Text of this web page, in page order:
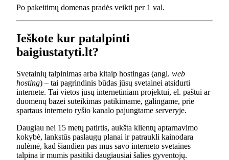
Po pakeitimų domenas pradės veikti per 1 val.
Ieškote kur patalpinti
baigiustatyti.lt?
Svetainių talpinimas arba kitaip hostingas (angl. web
hosting) – tai pagrindinis būdas jūsų svetainei atsidurti
internete. Tai vietos jūsų internetiniam projektui, el. paštui ar
duomenų bazei suteikimas patikimame, galingame, prie
spartaus interneto ryšio kanalo pajungtame serveryje.
Daugiau nei 15 metų patirtis, aukšta klientų aptarnavimo
kokybė, lankstūs paslaugų planai ir patraukli kainodara
nulėmė, kad šiandien pas mus savo interneto svetaines
talpina ir mumis pasitiki daugiausiai šalies gyventojų.